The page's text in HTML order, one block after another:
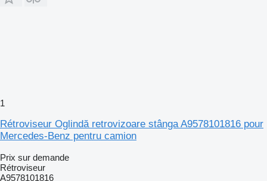
1
Rétroviseur Oglindă retrovizoare stânga A9578101816 pour
Mercedes-Benz pentru camion
Prix sur demande
Rétroviseur
A9578101816